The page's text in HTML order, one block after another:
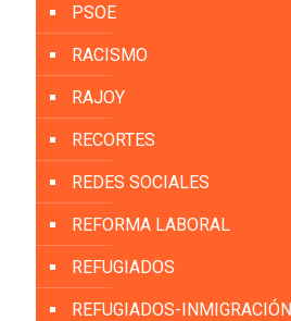
PSOE
RACISMO
RAJOY
RECORTES
REDES SOCIALES
REFORMA LABORAL
REFUGIADOS
REFUGIADOS-INMIGRACIÓN